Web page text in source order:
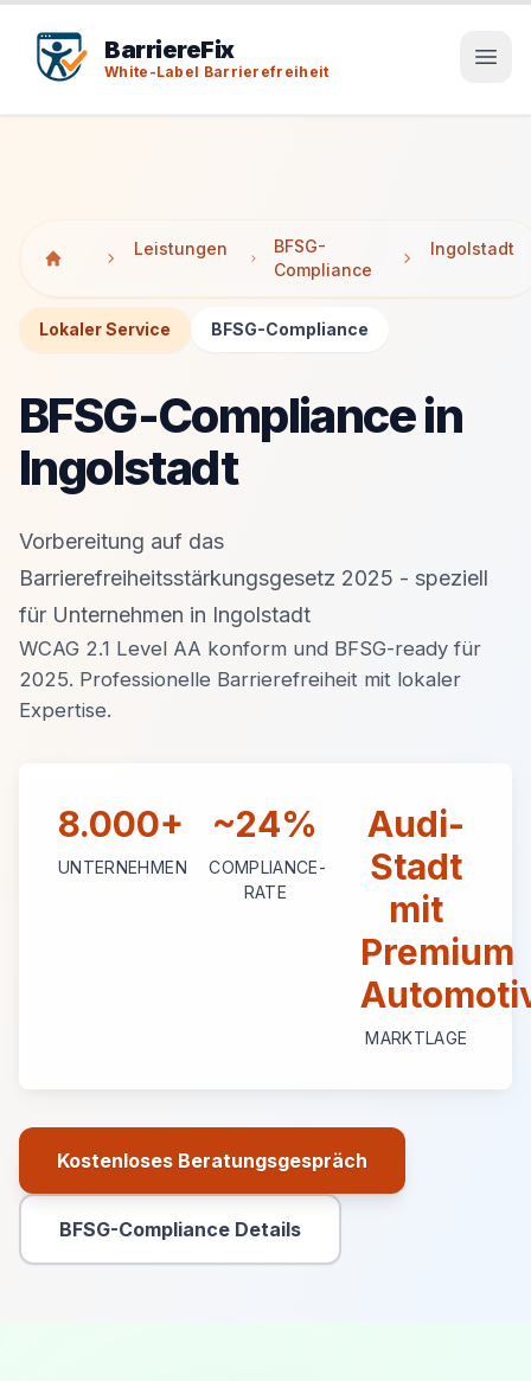
BarriereFix
White-Label Barrierefreiheit
Leistungen
BFSG-
Compliance
Ingolstadt
Lokaler Service BFSG-Compliance
BFSG-Compliance in
Ingolstadt
Vorbereitung auf das
Barrierefreiheitsstärkungsgesetz 2025 - speziell
für Unternehmen in Ingolstadt
WCAG 2.1 Level AA konform und BFSG-ready für
2025. Professionelle Barrierefreiheit mit lokaler
Expertise.
8.000+
UNTERNEHMEN
~24%
COMPLIANCE-
RATE
Audi-
Stadt
mit
Premium
MARKTLAGE
Kostenloses Beratungsgespräch
Primäre Aktion
BFSG-Compliance Details
Sekundäre Aktion